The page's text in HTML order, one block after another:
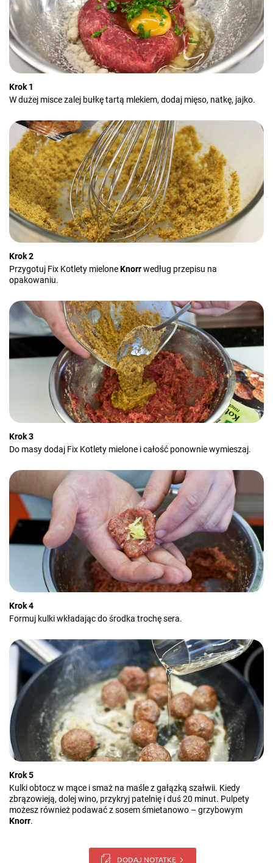
Krok 1
W dużej misce zalej bułkę tartą mlekiem, dodaj mięso, natkę, jajko.
Krok 2
Przygotuj Fix Kotlety mieloneKnorrwedług przepisu na
opakowaniu.
Krok 3
Do masy dodaj Fix Kotlety mielone i całość ponownie wymieszaj.
Krok 4
Formuj kulki wkładając do środka trochę sera.
Krok 5
Kulki obtocz w mące i smaż na maśle z gałązką szałwii. Kiedy
zbrązowieją, dolej wino, przykryj patelnię i duś 20 minut. Pulpety
możesz również podawać z sosem śmietanowo – grzybowym
Knorr.
DODAJ NOTATKĘ